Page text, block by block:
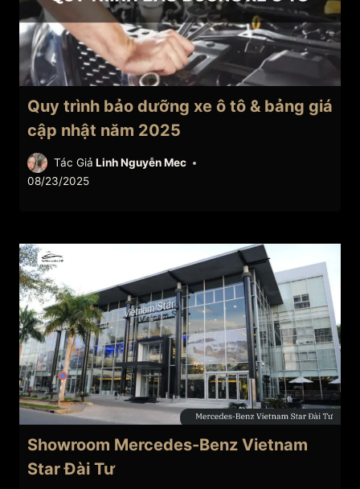
Quy trình bảo dưỡng xe ô tô & bảng giá
cập nhật năm 2025
Tác Giả Linh Nguyễn Mec
08/23/2025
Showroom Mercedes-Benz Vietnam
Star Đài Tư